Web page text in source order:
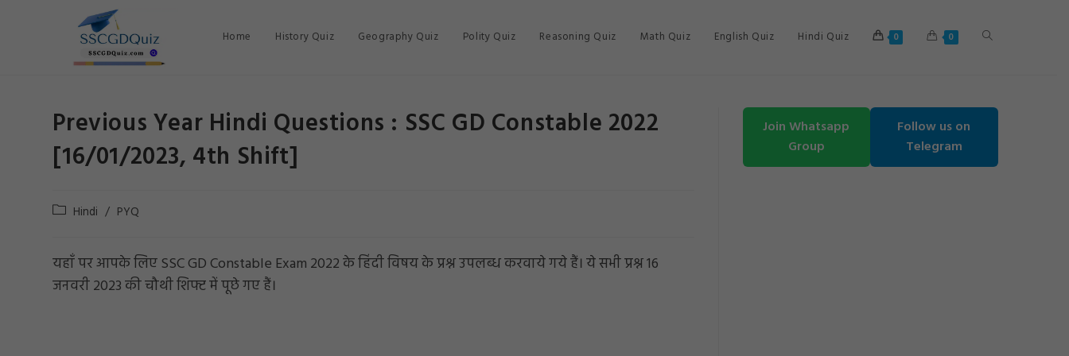
Home History Quiz Geography Quiz Polity Quiz Reasoning Quiz Math Quiz English Quiz Hindi Quiz 0 0 Toggle
Previous Year Hindi Questions : SSC GD Constable 2022
[16/01/2023, 4th Shift]
PostHindi / PYQ
यहाँ पर आपके लिए SSC GD Constable Exam 2022 के हिंदी विषय के प्रश्न उपलब्ध करवाये गये हैं। ये सभी प्रश्न 16
जनवरी 2023 की चौथी शिफ्ट में पूछे गए हैं।
Join Whatsapp
Group
Follow us on
Telegram